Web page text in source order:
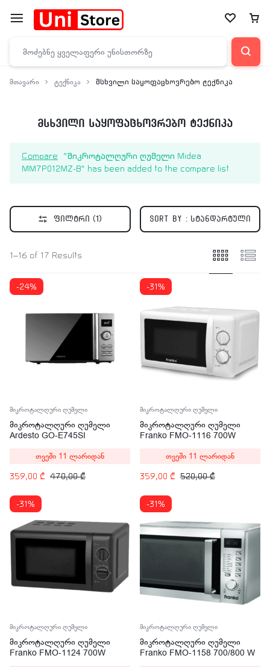
მთავარი ტექნიკა მსხვილი საყოფაცხოვრებო ტექნიკა
მსხვილი საყოფაცხოვრებო ტექნიკა
Compare
“მიკროტალღური ღუმელი Midea
MM7P012MZ-B” has been added to the compare list
ფილტრი (1) Sort by : სტანდარტული
1–16 of 17 Results
-24%
მიკროტალღური ღუმელი
მიკროტალღური ღუმელი
Ardesto GO-E745SI
470,00₾
359,00 ₾
თვეში 11 ლარიდან
-31%
მიკროტალღური ღუმელი
მიკროტალღური ღუმელი
Franko FMO-1116 700W
520,00₾
359,00 ₾
თვეში 11 ლარიდან
-31%
მიკროტალღური ღუმელი
მიკროტალღური ღუმელი
Franko FMO-1124 700W
-31%
მიკროტალღური ღუმელი
მიკროტალღური ღუმელი
Franko FMO-1158 700/800 W